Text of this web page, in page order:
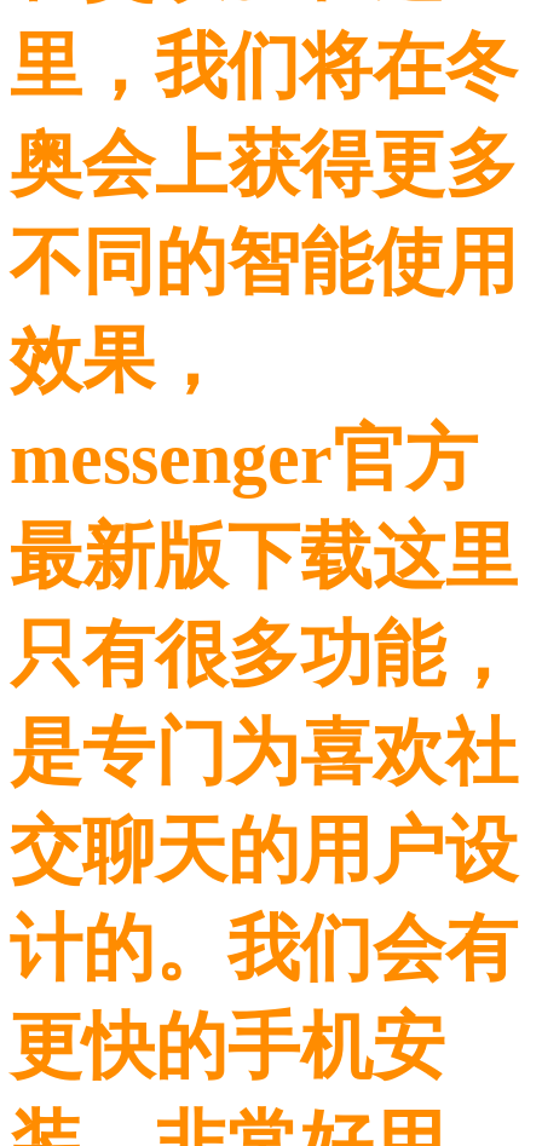
里，我们将在冬
奥会上获得更多
不同的智能使用
效果，
messenger官方
最新版下载这里
只有很多功能，
是专门为喜欢社
交聊天的用户设
计的。我们会有
更快的手机安